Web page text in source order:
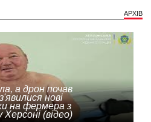
АРХІВ
а дрон почав
нові
на фермера з
(відео)